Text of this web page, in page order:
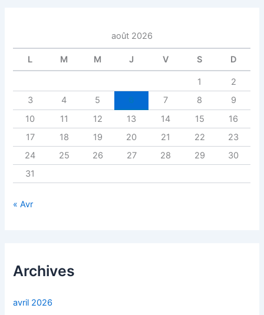
août 2026
L M M J V S D
1
2
3
4 5 7 8
9
10
11 12 13 14 15
16
17
18 19 20 21 22
23
24
25 26 27 28 29
30
31
« Avr
Archives
avril 2026